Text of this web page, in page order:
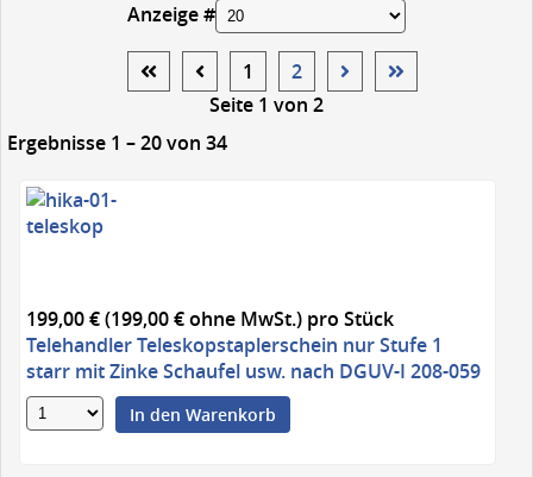
Anzeige #
1
2
Seite 1 von 2
Ergebnisse 1 – 20 von 34
199,00 € (199,00 € ohne MwSt.) pro Stück
Telehandler Teleskopstaplerschein nur Stufe 1
starr mit Zinke Schaufel usw. nach DGUV-I 208-059
In den Warenkorb